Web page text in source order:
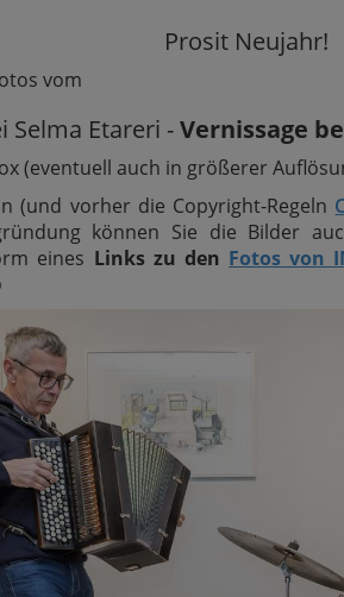
Prosit Neujahr!
vom
Selma Etareri -Vernissage
(eventuell auch in größerer
(und vorher die Copyright-Regeln
können Sie die Bilder
eines Links zu den Fotos von